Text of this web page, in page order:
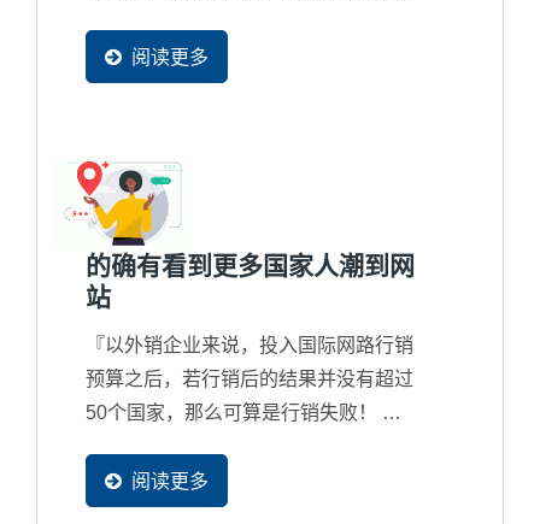
简单，真的与另外一家的差别很大...」
如果您的业务团队所回覆的内容过于简
的竞争力问题了，甚至在询问回覆上都
误判了客户的实际急切想要的内容，这
是Ready-Market...
阅读更多
的确有看到更多国家人潮到网
站
『以外销企业来说，投入国际网路行销
预算之后，若行销后的结果并没有超过
50个国家，那么可算是行销失败！ 』
度，而现在搜寻引擎也都完全在地化在
服务，因此新一代的国际网路行销一定
阅读更多